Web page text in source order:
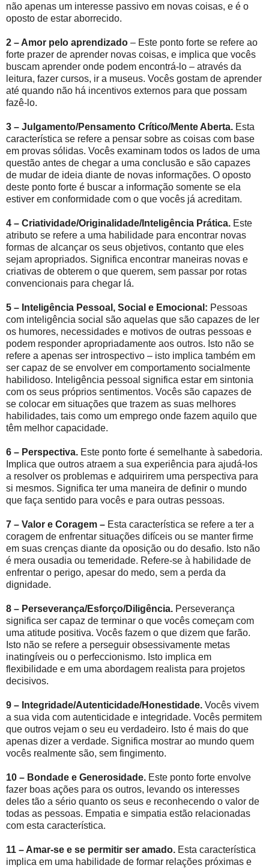
não apenas um interesse passivo em novas coisas, e é o
oposto de estar aborrecido.
2 – Amor pelo aprendizado – Este ponto forte se refere ao
forte prazer de aprender novas coisas, e implica que vocês
buscam aprender onde podem encontrá-lo – através da
leitura, fazer cursos, ir a museus. Vocês gostam de aprender
até quando não há incentivos externos para que possam
fazê-lo.
3 – Julgamento/Pensamento Crítico/Mente Aberta. Esta
característica se refere a pensar sobre as coisas com base
em provas sólidas. Vocês examinam todos os lados de uma
questão antes de chegar a uma conclusão e são capazes
de mudar de ideia diante de novas informações. O oposto
deste ponto forte é buscar a informação somente se ela
estiver em conformidade com o que vocês já acreditam.
4 – Criatividade/Originalidade/Inteligência Prática. Este
atributo se refere a uma habilidade para encontrar novas
formas de alcançar os seus objetivos, contanto que eles
sejam apropriados. Significa encontrar maneiras novas e
criativas de obterem o que querem, sem passar por rotas
convencionais para chegar lá.
5 – Inteligência Pessoal, Social e Emocional: Pessoas
com inteligência social são aquelas que são capazes de ler
os humores, necessidades e motivos de outras pessoas e
podem responder apropriadamente aos outros. Isto não se
refere a apenas ser introspectivo – isto implica também em
ser capaz de se envolver em comportamento socialmente
habilidoso. Inteligência pessoal significa estar em sintonia
com os seus próprios sentimentos. Vocês são capazes de
se colocar em situações que trazem as suas melhores
habilidades, tais como um emprego onde fazem aquilo que
têm melhor capacidade.
6 – Perspectiva. Este ponto forte é semelhante à sabedoria.
Implica que outros atraem a sua experiência para ajudá-los
a resolver os problemas e adquirirem uma perspectiva para
si mesmos. Significa ter uma maneira de definir o mundo
que faça sentido para vocês e para outras pessoas.
7 – Valor e Coragem – Esta característica se refere a ter a
coragem de enfrentar situações difíceis ou se manter firme
em suas crenças diante da oposição ou do desafio. Isto não
é mera ousadia ou temeridade. Refere-se à habilidade de
enfrentar o perigo, apesar do medo, sem a perda da
dignidade.
8 – Perseverança/Esforço/Diligência. Perseverança
significa ser capaz de terminar o que vocês começam com
uma atitude positiva. Vocês fazem o que dizem que farão.
Isto não se refere a perseguir obsessivamente metas
inatingíveis ou o perfeccionismo. Isto implica em
flexibilidade e em uma abordagem realista para projetos
decisivos.
9 – Integridade/Autenticidade/Honestidade. Vocês vivem
a sua vida com autenticidade e integridade. Vocês permitem
que outros vejam o seu eu verdadeiro. Isto é mais do que
apenas dizer a verdade. Significa mostrar ao mundo quem
vocês realmente são, sem fingimento.
10 – Bondade e Generosidade. Este ponto forte envolve
fazer boas ações para os outros, levando os interesses
deles tão a sério quanto os seus e reconhecendo o valor de
todas as pessoas. Empatia e simpatia estão relacionadas
com esta característica.
11 – Amar-se e se permitir ser amado. Esta característica
implica em uma habilidade de formar relações próximas e